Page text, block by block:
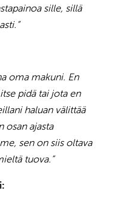
sille, sillä
oma makuni. En
pidä tai jota en
haluan välittää
osan ajasta
sen on siis oltava
tuova.”